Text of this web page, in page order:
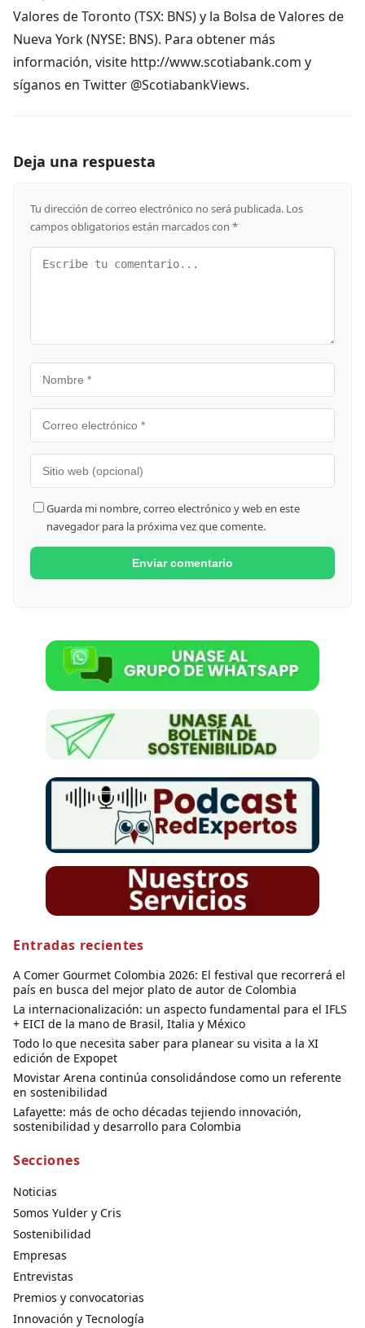
Valores de Toronto (TSX: BNS) y la Bolsa de Valores de
Nueva York (NYSE: BNS). Para obtener más
información, visite http://www.scotiabank.com y
síganos en Twitter @ScotiabankViews.
Deja una respuesta
Tu dirección de correo electrónico no será publicada. Los
campos obligatorios están marcados con *
Guarda mi nombre, correo electrónico y web en este
navegador para la próxima vez que comente.
Entradas recientes
A Comer Gourmet Colombia 2026: El festival que recorrerá el
país en busca del mejor plato de autor de Colombia
La internacionalización: un aspecto fundamental para el IFLS
+ EICI de la mano de Brasil, Italia y México
Todo lo que necesita saber para planear su visita a la XI
edición de Expopet
Movistar Arena continúa consolidándose como un referente
en sostenibilidad
Lafayette: más de ocho décadas tejiendo innovación,
sostenibilidad y desarrollo para Colombia
Secciones
Noticias
Somos Yulder y Cris
Sostenibilidad
Empresas
Entrevistas
Premios y convocatorias
Innovación y Tecnología